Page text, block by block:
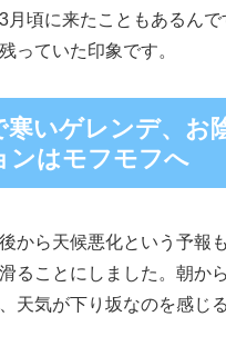
月頃に来たこともあるん
っていた印象です。
寒いゲレンデ、お
ンはモフモフへ
から天候悪化という予報
ることにしました。朝か
天気が下り坂なのを感じ